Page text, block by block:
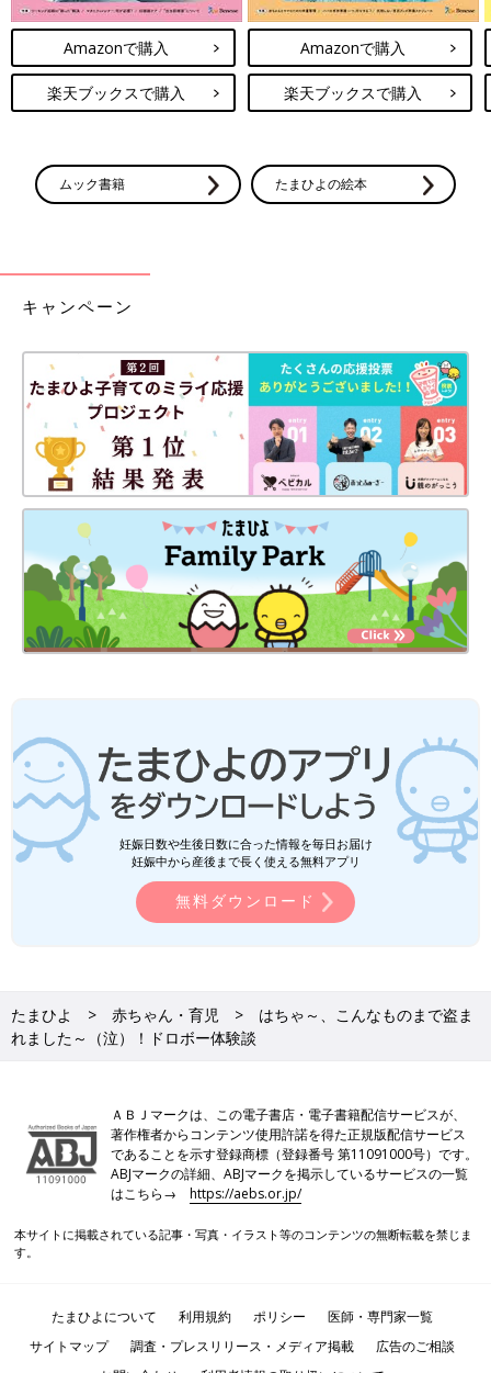
Amazonで購入
楽天ブックスで購入
Amazonで購入
楽天ブックスで購入
ムック書籍 たまひよの絵本
キャンペーン
妊娠日数や生後日数に合った情報を毎日お届け
妊娠中から産後まで長く使える無料アプリ
無料ダウンロード
たまひよ 赤ちゃん・育児
はちゃ～、こんなものまで盗ま
れました～（泣）！ドロボー体験談
ＡＢＪマークは、この電子書店・電子書籍配信サービスが、
著作権者からコンテンツ使用許諾を得た正規版配信サービス
であることを示す登録商標（登録番号 第11091000号）です。
ABJマークの詳細、ABJマークを掲示しているサービスの一覧
はこちら→https://aebs.or.jp/
本サイトに掲載されている記事・写真・イラスト等のコンテンツの無断転載を禁じま
す。
たまひよについて 利用規約 ポリシー
医師・専門家一覧
サイトマップ
調査・プレスリリース・メディア掲載
広告のご相談